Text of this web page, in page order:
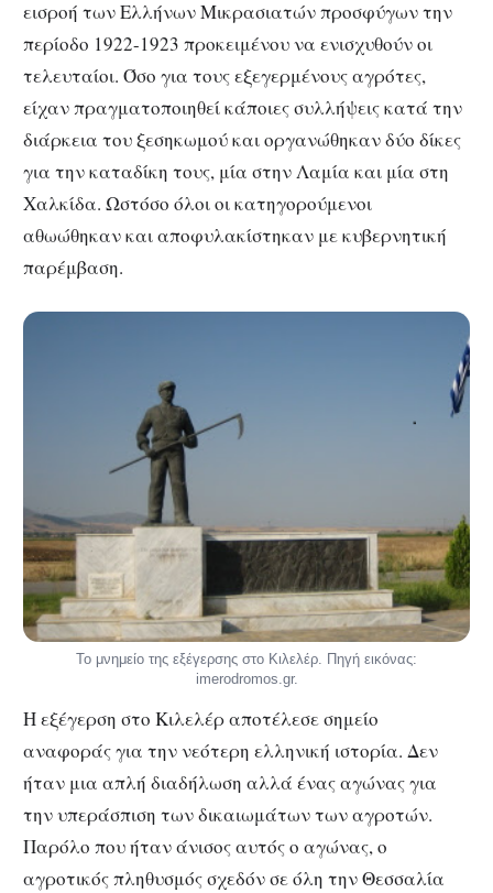
εισροή των Ελλήνων Μικρασιατών προσφύγων την
περίοδο 1922-1923 προκειμένου να ενισχυθούν οι
τελευταίοι. Όσο για τους εξεγερμένους αγρότες,
είχαν πραγματοποιηθεί κάποιες συλλήψεις κατά την
διάρκεια του ξεσηκωμού και οργανώθηκαν δύο δίκες
για την καταδίκη τους, μία στην Λαμία και μία στη
Χαλκίδα. Ωστόσο όλοι οι κατηγορούμενοι
αθωώθηκαν και αποφυλακίστηκαν με κυβερνητική
παρέμβαση.
Το μνημείο της εξέγερσης στο Κιλελέρ. Πηγή εικόνας:
imerodromos.gr.
Η εξέγερση στο Κιλελέρ αποτέλεσε σημείο
αναφοράς για την νεότερη ελληνική ιστορία. Δεν
ήταν μια απλή διαδήλωση αλλά ένας αγώνας για
την υπεράσπιση των δικαιωμάτων των αγροτών.
Παρόλο που ήταν άνισος αυτός ο αγώνας, ο
αγροτικός πληθυσμός σχεδόν σε όλη την Θεσσαλία